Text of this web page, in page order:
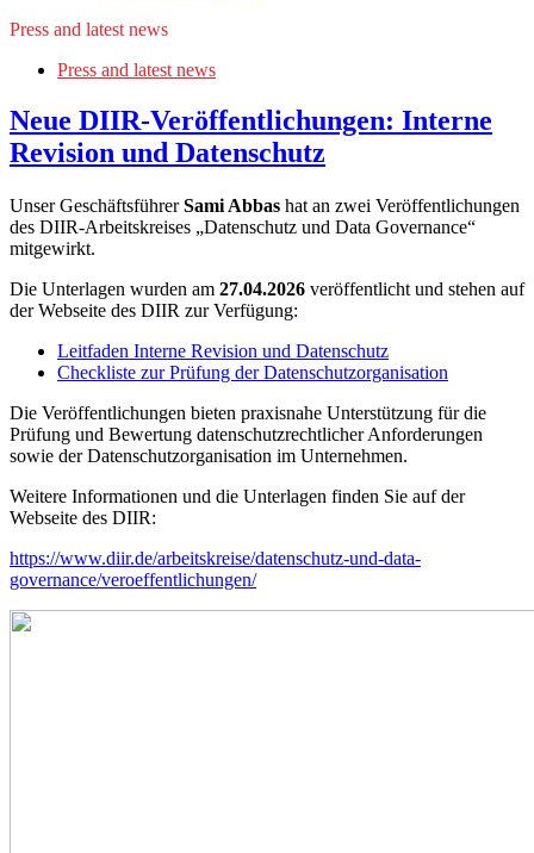
Press and latest news
Press and latest news
Neue DIIR-Veröffentlichungen: Interne
Revision und Datenschutz
Unser GeschäftsführerSami Abbas hat an zwei Veröffentlichungen
des DIIR-Arbeitskreises „Datenschutz und Data Governance“
mitgewirkt.
Die Unterlagen wurden am 27.04.2026 veröffentlicht und stehen auf
der Webseite des DIIR zur Verfügung:
Leitfaden Interne Revision und Datenschutz
Checkliste zur Prüfung der Datenschutzorganisation
Die Veröffentlichungen bieten praxisnahe Unterstützung für die
Prüfung und Bewertung datenschutzrechtlicher Anforderungen
sowie der Datenschutzorganisation im Unternehmen.
Weitere Informationen und die Unterlagen finden Sie auf der
Webseite des DIIR:
https://www.diir.de/arbeitskreise/datenschutz-und-data-
governance/veroeffentlichungen/